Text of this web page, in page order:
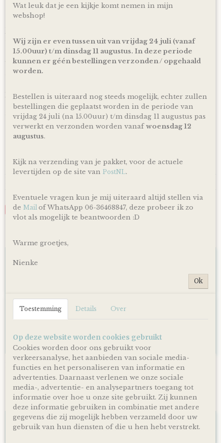
Ophalen & Verzenden
in Kloosterveen Assen.
Of je laat je bestellinggratisbinnen Nederland verzenden*
via PostNL pakketservice inclusief track en trace code!
kan je een eigen wens of berichtje aan de ouders (to be)
achterlaten in het opmerkingen veld bij het bestellen en
zorg ik ervoor dat er een kaartje toegevoegd wordt aan je
cadeau!
*Producten, op voorraad, worden binnen 1-4 werkdagen
levertijden en dagen altijd op de site van PostNL.
Save
Ook interessant
Luiertaart Basic 64 Beige
€ 39,95
Wat leuk dat je een kijkje komt nemen in mijn
webshop!
Wij zijn er even tussen uit van vrijdag 24 juli (vanaf
15.00uur) t/m dinsdag 11 augustus. In deze periode
kunnen er géén bestellingen verzonden / opgehaald
worden.
Bestellen is uiteraard nog steeds mogelijk, echter zullen
bestellingen die geplaatst worden in de periode van
vrijdag 24 juli (na 15.00uur) t/m dinsdag 11 augustus pas
verwerkt en verzonden worden vanafwoensdag 12
augustus.
Kijk na verzending van je pakket, voor de actuele
levertijden op de site van PostNL.
Eventuele vragen kun je mij uiteraard altijd stellen via
de Mail of WhatsApp 06-36468847, deze probeer ik zo
vlot als mogelijk te beantwoorden :D
Warme groetjes,
Nienke
Ok
Toestemming Details Over
Op deze website worden cookies gebruikt
Cookies worden door ons gebruikt voor
verkeersanalyse, het aanbieden van sociale media-
functies en het personaliseren van informatie en
advertenties. Daarnaast verlenen we onze sociale
media-, advertentie- en analysepartners toegang tot
informatie over hoe u onze site gebruikt. Zij kunnen
deze informatie gebruiken in combinatie met andere
gegevens die zij mogelijk hebben verzameld door uw
gebruik van hun diensten of die u hen hebt verstrekt.